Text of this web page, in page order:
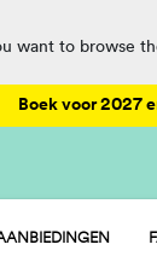
want to browse
Boek voor 2027